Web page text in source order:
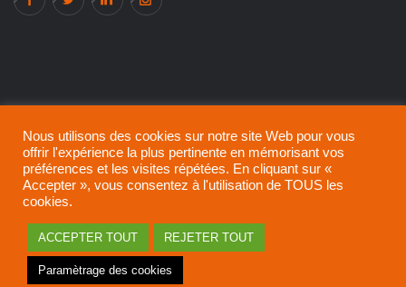
A propos de TRAPARINTER !
Politique de confidentialité
Mentions légales
© 2021 - 2024 All rights reserved.
Nous utilisons des cookies sur notre site Web pour vous
offrir l'expérience la plus pertinente en mémorisant vos
préférences et les visites répétées. En cliquant sur «
Accepter », vous consentez à l'utilisation de TOUS les
cookies.
ACCEPTER TOUT REJETER TOUT
Paramètrage des cookies